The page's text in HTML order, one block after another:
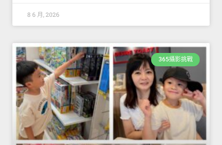
8 6 月, 2026
365攝影挑戰